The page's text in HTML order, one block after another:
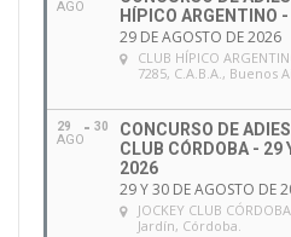
AGO
HÍPICO ARGENTINO
29 DE AGOSTO DE 2026
CLUB HÍPICO
7285, C.A.B.A., Buenos
29
AGO
30
CONCURSO DE
CLUB CÓRDOBA - 29
2026
29 Y 30 DE AGOSTO DE
JOCKEY CLUB CÓRDOBA
Jardín, Córdoba.